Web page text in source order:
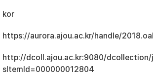
kor
https://aurora.ajou.ac.kr/handle/
http://dcoll.ajou.ac.kr:9080/dcollection/
sItemId=000000012804